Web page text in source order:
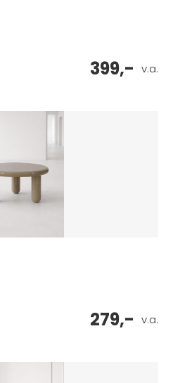
v.a.
399,-
v.a.
279,-